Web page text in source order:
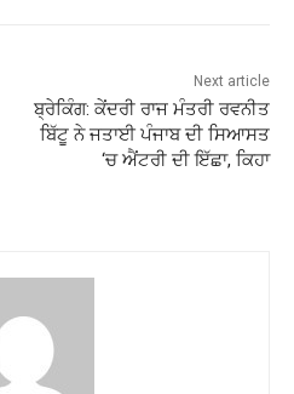
Next article
ਬ੍ਰੇਕਿੰਗ: ਕੇਂਦਰੀ ਰਾਜ ਮੰਤਰੀ ਰਵਨੀਤ
ਬਿੱਟੂ ਨੇ ਜਤਾਈ ਪੰਜਾਬ ਦੀ ਸਿਆਸਤ
‘ਚ ਐਂਟਰੀ ਦੀ ਇੱਛਾ, ਕਿਹਾ